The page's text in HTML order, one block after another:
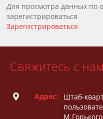
Для просмотра данных по
зарегистрироваться
Зарегистрироваться
Свяжитесь с
Адрес:
Штаб-